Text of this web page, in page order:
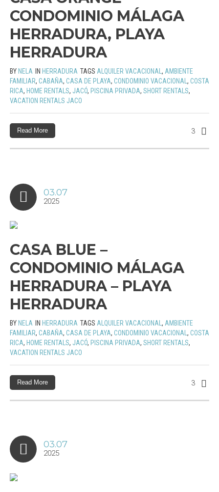
CONDOMINIO MÁLAGA
HERRADURA, PLAYA
HERRADURA
BYNELA IN HERRADURA TAGS ALQUILER VACACIONAL , AMBIENTE
FAMILIAR, CABAÑA, CASA DE PLAYA, CONDOMINIO VACACIONAL , COSTA
RICA, HOME RENTALS, JACÓ, PISCINA PRIVADA, SHORT RENTALS,
VACATION RENTALS JACO
3
Read More
03.07
2025
CASA BLUE –
CONDOMINIO MÁLAGA
HERRADURA – PLAYA
HERRADURA
BY NELA IN HERRADURA TAGS ALQUILER VACACIONAL , AMBIENTE
FAMILIAR, CABAÑA, CASA DE PLAYA, CONDOMINIO VACACIONAL , COSTA
RICA, HOME RENTALS, JACÓ, PISCINA PRIVADA, SHORT RENTALS,
VACATION RENTALS JACO
3
Read More
03.07
2025